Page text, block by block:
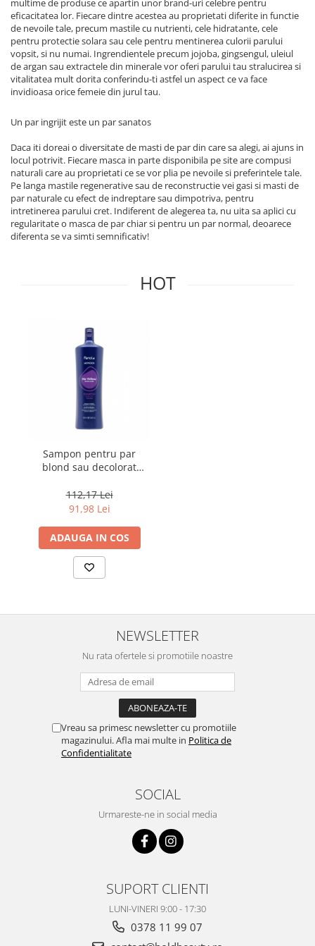
multime de produse ce apartin unor brand-uri celebre pentru
eficacitatea lor. Fiecare dintre acestea au proprietati diferite in functie
de nevoile tale, precum mastile cu nutrienti, cele hidratante, cele
pentru protectie solara sau cele pentru mentinerea culorii parului
vopsit, si nu numai. Ingrendientele precum jojoba, gingsengul, uleiul
de argan sau extractele din minerale vor oferi parului tau stralucirea si
vitalitatea mult dorita conferindu-ti astfel un aspect ce va face
invidioasa orice femeie din jurul tau.
Un par ingrijit este un par sanatos
Daca iti doreai o diversitate de masti de par din care sa alegi, ai ajuns in
locul potrivit. Fiecare masca in parte disponibila pe site are compusi
naturali care au proprietati ce se vor plia pe nevoile si preferintele tale.
Pe langa mastile regenerative sau de reconstructie vei gasi si masti de
par naturale cu efect de indreptare sau dimpotriva, pentru
intretinerea parului cret. Indiferent de alegerea ta, nu uita sa aplici cu
regularitate o masca de par chiar si pentru un par normal, deoarece
diferenta se va simti semnificativ!
HOT
Sampon pentru par
blond sau decolorat
Yellow, 1000 ml
112,17 Lei
91,98 Lei
ADAUGA IN COS
NEWSLETTER
Nu rata ofertele si promotiile noastre
Vreau sa primesc newsletter cu promotiile
magazinului. Afla mai multe in Politica de
Confidentialitate
SOCIAL
Urmareste-ne in social media
SUPORT CLIENTI
LUNI-VINERI 9:00 - 17:30
0378 11 99 07